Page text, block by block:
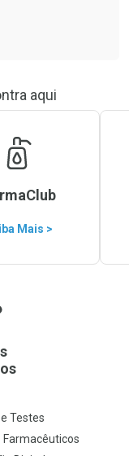
aqui
Mais >
Testes
Farmacêuticos